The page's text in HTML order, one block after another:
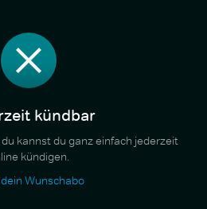
kündbar
kannst du ganz einfach jederzeit
kündigen.
Wunschabo